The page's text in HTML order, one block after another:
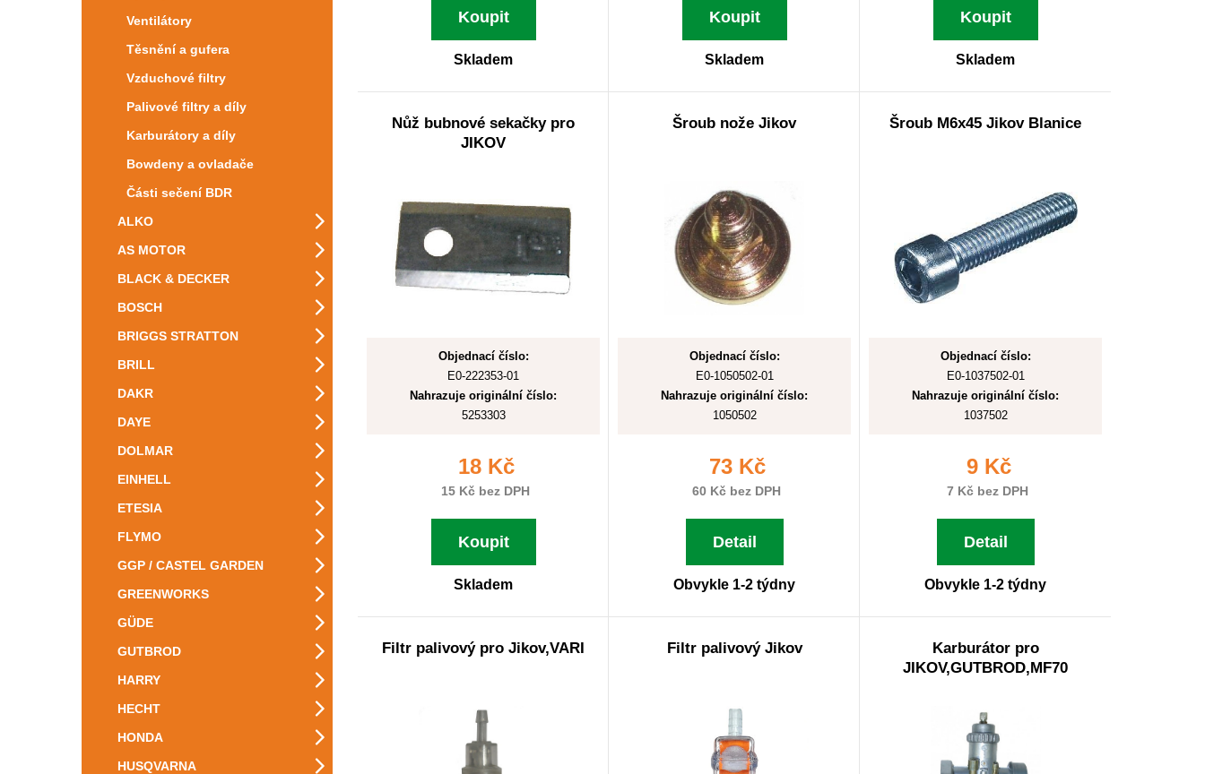
Ventilátory
Těsnění a gufera
Vzduchové filtry
Palivové filtry a díly
Karburátory a díly
Bowdeny a ovladače
Části sečení BDR
ALKO
AS MOTOR
BLACK & DECKER
BOSCH
BRIGGS STRATTON
BRILL
DAKR
DAYE
DOLMAR
EINHELL
ETESIA
FLYMO
GGP / CASTEL GARDEN
GREENWORKS
GÜDE
GUTBROD
HARRY
HECHT
HONDA
HUSQVARNA
Koupit
Skladem
Koupit
Skladem
Koupit
Skladem
Nůž bubnové sekačky pro
JIKOV
Objednací číslo:
E0-222353-01
Nahrazuje originální číslo:
5253303
18 Kč
15 Kč bez DPH
Koupit
Skladem
Šroub nože Jikov
Objednací číslo:
E0-1050502-01
Nahrazuje originální číslo:
1050502
73 Kč
60 Kč bez DPH
Detail
Obvykle 1-2 týdny
Šroub M6x45 Jikov Blanice
Objednací číslo:
E0-1037502-01
Nahrazuje originální číslo:
1037502
9 Kč
7 Kč bez DPH
Detail
Obvykle 1-2 týdny
Filtr palivový pro Jikov,VARI Filtr palivový Jikov
Karburátor pro
JIKOV,GUTBROD,MF70